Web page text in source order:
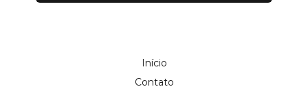
Início
Contato